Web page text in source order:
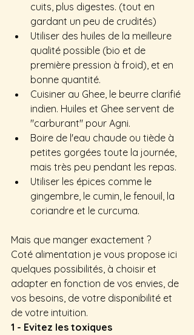
cuits, plus digestes. (tout en
gardant un peu de crudités)
Utiliser des huiles de la meilleure
qualité possible (bio et de
première pression à froid), et en
bonne quantité.
Cuisiner au Ghee, le beurre clarifié
indien. Huiles et Ghee servent de
"carburant" pour Agni.
Boire de l'eau chaude ou tiède à
petites gorgées toute la journée,
mais très peu pendant les repas.
Utiliser les épices comme le
gingembre, le cumin, le fenouil, la
coriandre et le curcuma.
Mais que manger exactement ?
Coté alimentation je vous propose ici
quelques possibilités, à choisir et
adapter en fonction de vos envies, de
vos besoins, de votre disponibilité et
de votre intuition.
1 - Evitez les toxiques